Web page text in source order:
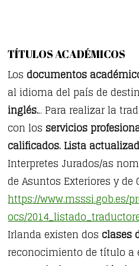
TÍTULOS ACADÉMICOS
Losdocumentos
al idioma del país de
inglés... Para realizar la
con los servicios
calificados.Lista
Interpretes Jurados/as
de Asuntos Exteriores y de
https://www.msssi.gob.es/
ocs/
Irlanda existen dosclases
reconocimiento de título a